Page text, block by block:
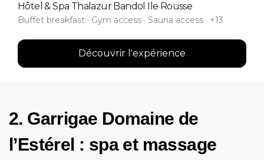
Hôtel & Spa Thalazur Bandol Ile Rousse
Buffet breakfast · Gym access · Sauna access · +13
Découvrir l'expérience
2. Garrigae Domaine de
l’Estérel : spa et massage